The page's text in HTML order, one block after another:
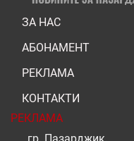
ЗА НАС
АБОНАМЕНТ
РЕКЛАМА
КОНТАКТИ
РЕКЛАМА